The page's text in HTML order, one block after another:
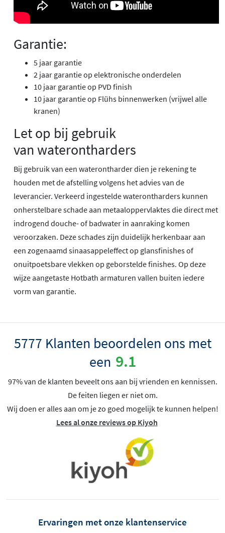
Garantie:
5 jaar garantie
2 jaar garantie op elektronische onderdelen
10 jaar garantie op PVD finish
10 jaar garantie op Flühs binnenwerken (vrijwel alle
kranen)
Let op bij gebruik
van waterontharders
Bij gebruik van een waterontharder dien je rekening te
houden met de afstelling volgens het advies van de
leverancier. Verkeerd ingestelde waterontharders kunnen
onherstelbare schade aan metaaloppervlaktes die direct met
indrogend douche- of badwater in aanraking komen
veroorzaken. Deze schades zijn duidelijk herkenbaar aan
een zogenaamd sinaasappeleffect op glansfinishes of
onuitpoetsbare vlekken op geborstelde finishes. Op deze
wijze aangetaste Hotbath armaturen vallen buiten iedere
vorm van garantie.
5777 Klanten beoordelen ons met
een 9.1
97% van de klanten beveelt ons aan bij vrienden en kennissen.
De feiten liegen er niet om.
Wij doen er alles aan om je zo goed mogelijk te kunnen helpen!
Lees al onze reviews op Kiyoh
Ervaringen met onze klantenservice